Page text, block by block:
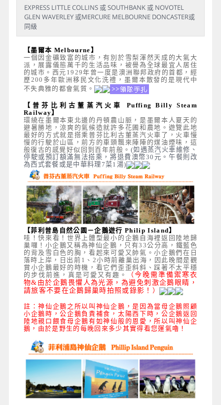
EXPRESS LITTLE COLLINS 或 SOUTHBANK 或 NOVOTEL
GLEN WAVERLEY 或MERCURE MELBOURNE DONCASTER或
同級
【墨爾本 Melbourne】
一個因金礦致富的城市，有別於雪梨渾然天成的大氣大
派，展露儀態萬千的生活品味，被譽為全球最宜人居住
的城市。西元1929年曾一度是澳洲聯邦政府的首都，經
歷200多年歐洲移民文化洗禮，墨爾本散發的是現代中
不失典雅的都會氣質。
【普芬比利古董蒸汽火車 Puffing Billy Steam
Railway】
環繞在墨爾本東北邊的丹頓農山脈，是墨爾本人夏天的
避暑勝地，涼爽的氣候造就許多花圃和農地。遊覽此地
最好的方式就是搭乘普芬比利古董蒸汽火車了，火車慢
慢的行駛於山區，前方的車頭飄來陣陣的煤油煙味，這
般復古的感覺好似回到百年前般。 (如遇蒸汽火車維修、
停駛或預訂額滿無法搭乘，將退費澳幣30元。午餐則改
為西式套餐或是中華料理7菜1湯)
【菲利普島自然公園－企鵝遊行 Philip Island】
哇！快來看！世界上體型最小的企鵝自海裡返回陸地歸
巢囉！小企鵝又稱為神仙企鵝，只有33公分高，鐵藍色
的背及雪白色的胸，看起來可愛又帥氣。小企鵝們在日
落時上岸，日出前1、2小時前離巢出海，因此晚間是觀
賞小企鵝最好的時機，看它們歪歪斜斜、踩著不太平穩
的步伐前進，真是可愛又有趣。
（ 今晚需準備禦寒衣
物& 由於企鵝畏懼人為光源，為避免刺激企鵝眼睛，
請旅客不要在企鵝歸巢時拍照或錄影 ！ ）
註：神仙企鵝之所以叫神仙企鵝，是因為當母企鵝照顧
小企鵝時，公企鵝負責補食，太陽西下時，公企鵝返回
陸地親口餵食母企鵝有如神仙般的恩愛，所以叫神仙企
鵝，由於是野生的每晚回來多少其實得看您運氣嚕！